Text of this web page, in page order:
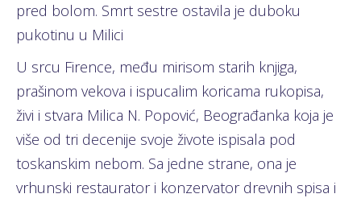
pred bolom. Smrt sestre ostavila je duboku
pukotinu u Milici
U srcu Firence, među mirisom starih knjiga,
prašinom vekova i ispucalim koricama rukopisa,
živi i stvara Milica N. Popović, Beograđanka koja je
više od tri decenije svoje živote ispisala pod
toskanskim nebom. Sa jedne strane, ona je
vrhunski restaurator i konzervator drevnih spisa i